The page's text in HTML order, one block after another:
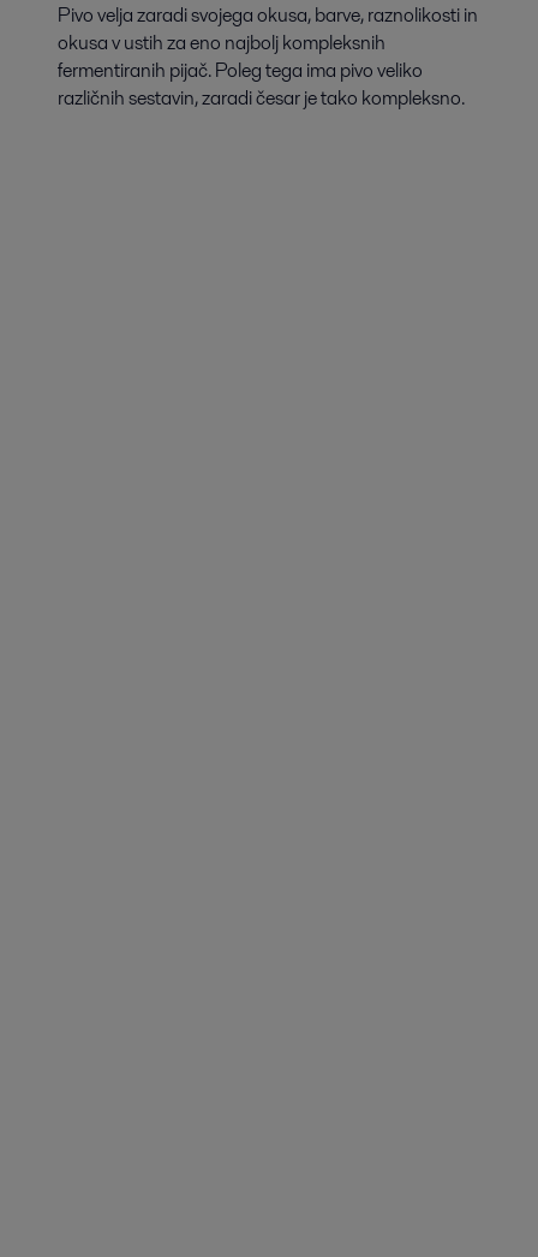
Pivo velja zaradi svojega okusa, barve, raznolikosti in
okusa v ustih za eno najbolj kompleksnih
fermentiranih pijač. Poleg tega ima pivo veliko
različnih sestavin, zaradi česar je tako kompleksno.